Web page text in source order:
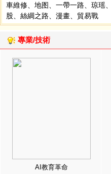
車維修
地图 一帶一路 琼瑶
股
絲綢之路 漫畫 貿易戰
專業/技術
AI教育革命